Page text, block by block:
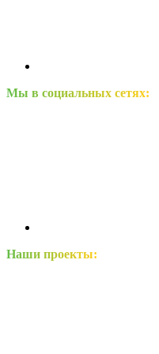
Мы в социальных сетях:
Наши проекты: